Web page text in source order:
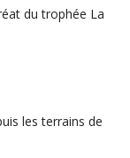
du trophée La
les terrains de